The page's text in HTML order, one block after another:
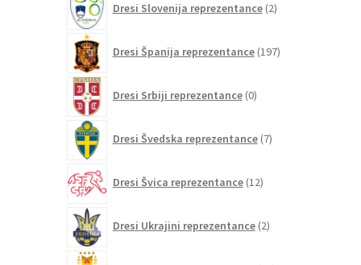
Dresi Slovenija reprezentance 2izdelka
Dresi Španija reprezentance 197izdelkov
Dresi Srbiji reprezentance 0izdelkov
Dresi Švedska reprezentance 7izdelkov
Dresi Švica reprezentance 12izdelkov
Dresi Ukrajini reprezentance 2izdelka